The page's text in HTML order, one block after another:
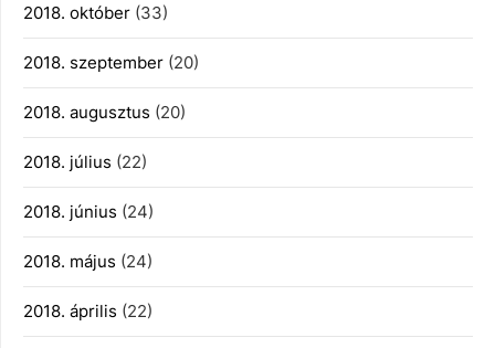
2018. október (33)
2018. szeptember (20)
2018. augusztus (20)
2018. július (22)
2018. június (24)
2018. május (24)
2018. április (22)